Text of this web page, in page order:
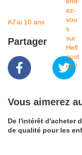
#J'ai 10 ans
Partager
Vous aimerez
De l'intérêt d'acheter
de qualité pour les